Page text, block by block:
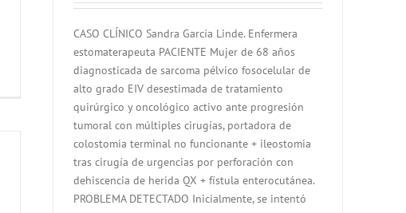
CASO CLÍNICO Sandra García Linde. Enfermera
estomaterapeuta PACIENTE Mujer de 68 años
diagnosticada de sarcoma pélvico fosocelular de
alto grado EIV desestimada de tratamiento
quirúrgico y oncológico activo ante progresión
tumoral con múltiples cirugías, portadora de
colostomia terminal no funcionante + ileostomia
tras cirugía de urgencias por perforación con
dehiscencia de herida QX + fístula enterocutánea.
PROBLEMA DETECTADO Inicialmente, se intentó